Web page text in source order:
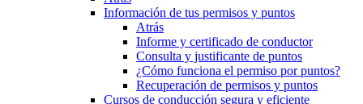
Información de tus permisos y puntos
Atrás
Informe y certificado de conductor
Consulta y justificante de puntos
¿Cómo funciona el permiso por puntos?
Recuperación de permisos y puntos
Cursos de conducción segura y eficiente